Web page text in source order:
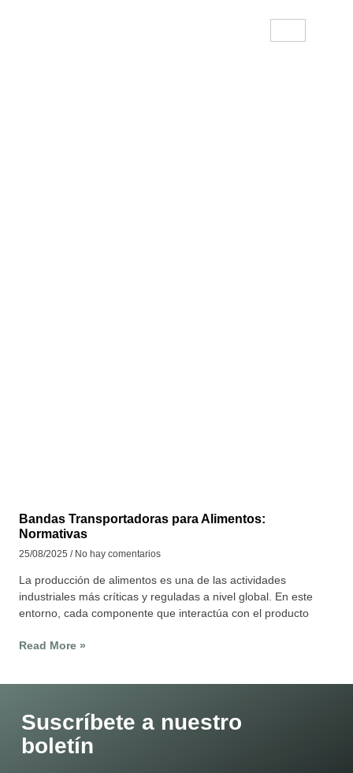
Bandas Transportadoras para Alimentos:
Normativas
25/08/2025 No hay comentarios
La producción de alimentos es una de las actividades
industriales más críticas y reguladas a nivel global. En este
entorno, cada componente que interactúa con el producto
Read More »
Suscríbete a nuestro
boletín